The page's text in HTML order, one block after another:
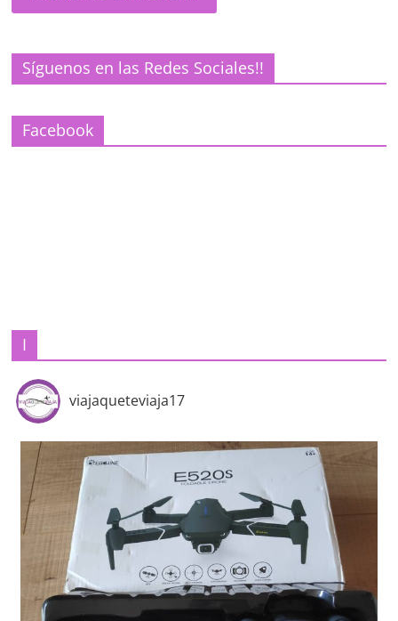
Síguenos en las Redes Sociales!!
Facebook
I
viajaqueteviaja17